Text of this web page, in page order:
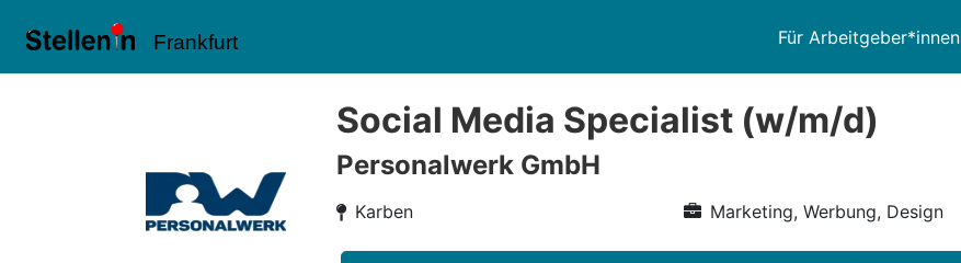
Frankfurt Für Arbeitgeber*innen
Social Media Specialist (w/m/d)
Personalwerk GmbH
Karben Marketing, Werbung, Design